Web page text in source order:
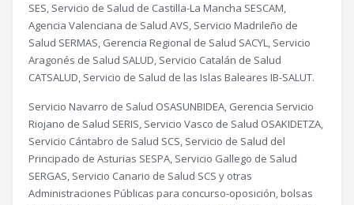
SES, Servicio de Salud de Castilla-La Mancha SESCAM,
Agencia Valenciana de Salud AVS, Servicio Madrileño de
Salud SERMAS, Gerencia Regional de Salud SACYL, Servicio
Aragonés de Salud SALUD, Servicio Catalán de Salud
CATSALUD, Servicio de Salud de las Islas Baleares IB-SALUT.
Servicio Navarro de Salud OSASUNBIDEA, Gerencia Servicio
Riojano de Salud SERIS, Servicio Vasco de Salud OSAKIDETZA,
Servicio Cántabro de Salud SCS, Servicio de Salud del
Principado de Asturias SESPA, Servicio Gallego de Salud
SERGAS, Servicio Canario de Salud SCS y otras
Administraciones Públicas para concurso-oposición, bolsas